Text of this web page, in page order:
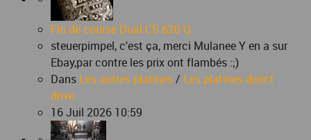
Fin de course Dual CS 620 Q
steuerpimpel, c'est ça, merci Mulanee Y en a sur
Ebay,par contre les prix ont flambés :;)
Dans Les autres platines/ Les platines direct
drive
16 Juil 2026 10:59